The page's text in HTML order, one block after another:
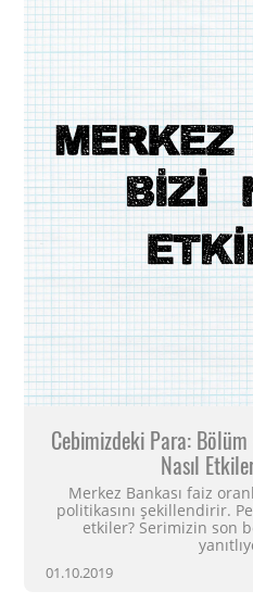
Cebimizdeki Para:
Nasıl
Merkez Bankası faiz
politikasını şekillendirir.
etkiler? Serimizin son
01.10.2019